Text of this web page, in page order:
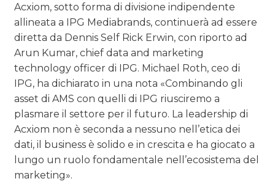
Acxiom, sotto forma di divisione indipendente
allineata a IPG Mediabrands, continuerà ad essere
diretta da Dennis Self Rick Erwin, con riporto ad
Arun Kumar, chief data and marketing
technology officer di IPG. Michael Roth, ceo di
IPG, ha dichiarato in una nota «Combinando gli
asset di AMS con quelli di IPG riusciremo a
plasmare il settore per il futuro. La leadership di
Acxiom non è seconda a nessuno nell’etica dei
dati, il business è solido e in crescita e ha giocato a
lungo un ruolo fondamentale nell’ecosistema del
marketing».